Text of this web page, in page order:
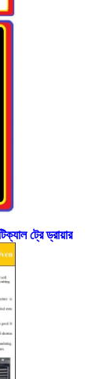
ট্রে ড্রায়ার